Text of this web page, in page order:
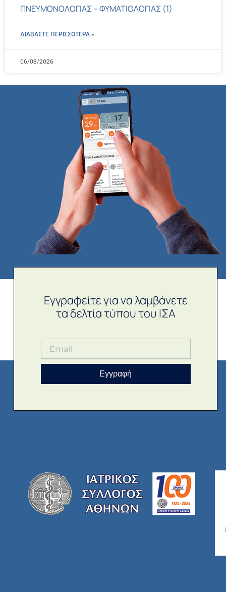
ΠΝΕΥΜΟΝΟΛΟΓΙΑΣ – ΦΥΜΑΤΙΟΛΟΓΙΑΣ (1)
ΔΙΑΒΑΣΤΕ ΠΕΡΙΣΣΌΤΕΡΑ »
06/08/2026
Εγγραφείτε για να λαμβάνετε
τα δελτία τύπου του ΙΣΑ
Εγγραφή